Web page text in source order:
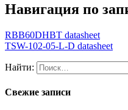
Навигация по
RBB60DHBT datasheet
TSW-102-05-L-D datasheet
Найти:
Свежие записи